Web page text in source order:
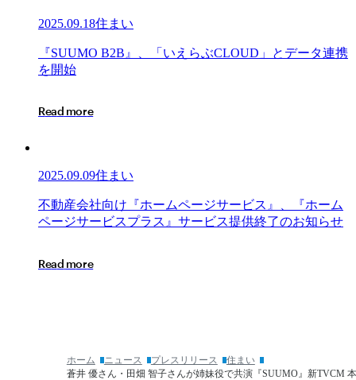
ト
ア』
サ
ー
終
知
ら
せ
2025.09.18住まい
『SUUMO
B2B』、
ら
と
デ
ー
タ
を
『SUUMO B2B 』 「 い え らぶCLOUD 」 と データ連携
を開始
Read more
2025.09.09住まい
不
動
社
不動産会社向け 『ホー ムページサー ビス 』 『ホー ム
ページサー ビスプラ ス 』 サー ビス提供終了のお知らせ
Read more
ホーム ニュース プレスリリース
住まい
蒼井 優さん・田畑 智子さんが姉妹役で共演『SUUMO』新TVCM